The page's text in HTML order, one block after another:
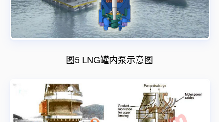
图5 LNG罐内泵示意图